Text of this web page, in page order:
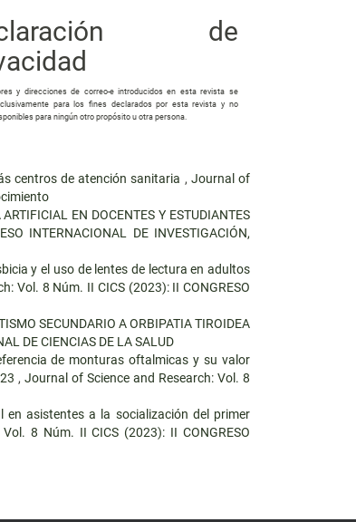
de
y direcciones de correo-e introducidos en esta revista se
para los fines declarados por esta revista y no
para ningún otro propósito u otra persona.
centros de atención sanitaria , Journal of
EN DOCENTES Y ESTUDIANTES
INTERNACIONAL DE INVESTIGACIÓN,
y el uso de lentes de lectura en adultos
Vol. 8 Núm. II CICS (2023): II CONGRESO
SECUNDARIO A ORBIPATIA TIROIDEA
DE CIENCIAS DE LA SALUD
de monturas oftalmicas y su valor
,Journal of Science and Research: Vol. 8
en asistentes a la socialización del primer
8 Núm. II CICS (2023): II CONGRESO